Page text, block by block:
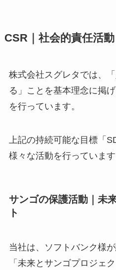
CSR｜社会的責任活動
株式会社スグレタでは、
る」ことを基本理念に掲
を行っています。
上記の持続可能な目標「
様々な活動を行っています
サンゴの保護活動｜未
ト
当社は、ソフトバンク様
「未来とサンゴプロジェ